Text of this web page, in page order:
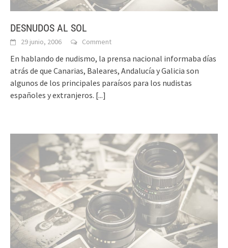
DESNUDOS AL SOL
29 junio, 2006 Comment
En hablando de nudismo, la prensa nacional informaba días
atrás de que Canarias, Baleares, Andalucía y Galicia son
algunos de los principales paraísos para los nudistas
españoles y extranjeros. [...]